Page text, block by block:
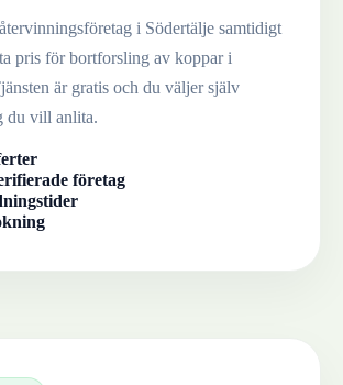
i Södertälje samtidigt
pris för bortforsling av koppari
är gratis och du väljer själv
du vill anlita.
företag